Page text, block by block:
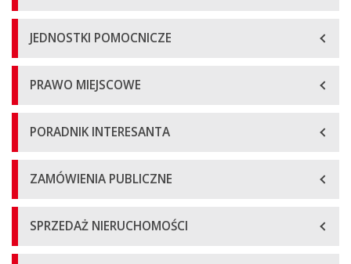
JEDNOSTKI POMOCNICZE
PRAWO MIEJSCOWE
PORADNIK INTERESANTA
ZAMÓWIENIA PUBLICZNE
SPRZEDAŻ NIERUCHOMOŚCI